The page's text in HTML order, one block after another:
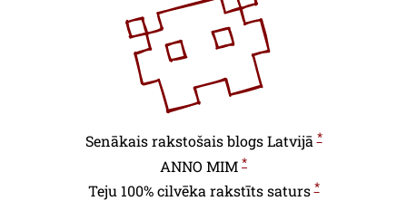
Senākais rakstošais blogs Latvijā*
ANNO MIM *
Teju 100% cilvēka rakstīts saturs*